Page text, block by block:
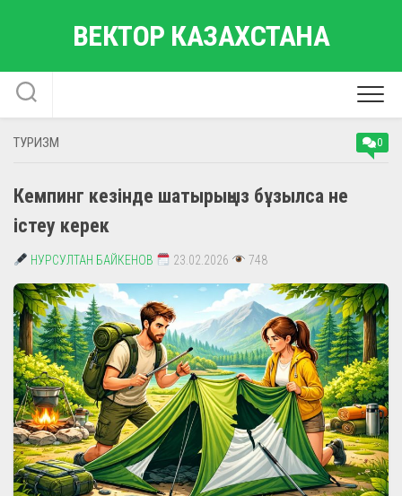
ВЕКТОР КАЗАХСТАНА
ТУРИЗМ 0
Кемпинг кезінде шатырыңыз бұзылса не
істеу керек
НУРСУЛТАН БАЙКЕНОВ 23.02.2026 748